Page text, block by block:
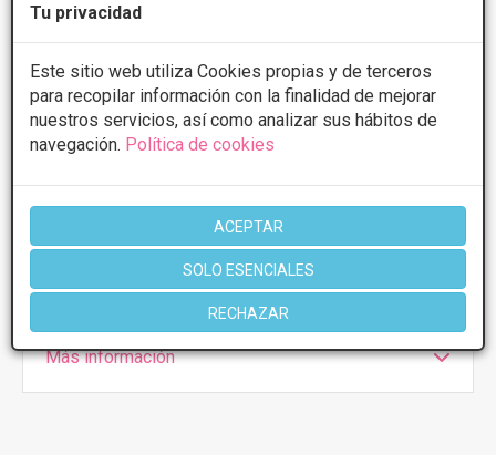
Tu privacidad
Este sitio web utiliza Cookies propias y de terceros
para recopilar información con la finalidad de mejorar
nuestros servicios, así como analizar sus hábitos de
navegación. Política de cookies
ACEPTAR
SOLO ESENCIALES
RECHAZAR
Presupuestos con 5% de descuento *
CONSULTAR/CITA/PRESUPUESTO
9:00 - 21:00
Jueves
9:00 - 21:00
9:00 - 21:00
Sábado
11:00 - 15:00
Más información